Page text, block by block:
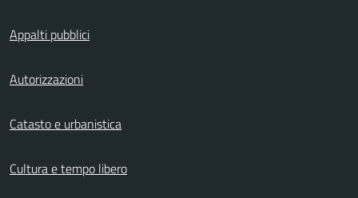
Appalti pubblici
Autorizzazioni
Catasto e urbanistica
Cultura e tempo libero